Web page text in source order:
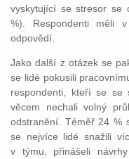
vyskytující se stresor se
%). Respondenti měli
odpovědí.
Jako další z otázek se
se lidé pokusili
respondenti, kteří se
věcem nechali volný
odstranění. Téměř 24 %
se nejvíce lidé snažili
v týmu, přinášeli